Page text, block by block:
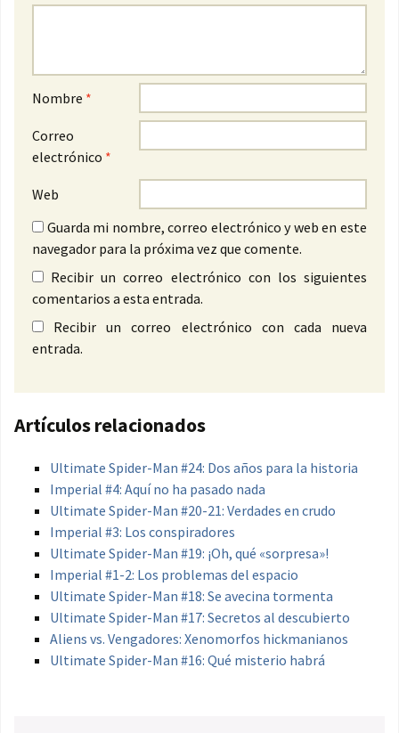
Nombre *
Correo
electrónico *
Web
Guarda mi nombre, correo electrónico y web en este
navegador para la próxima vez que comente.
Recibir un correo electrónico con los siguientes
comentarios a esta entrada.
Recibir un correo electrónico con cada nueva
entrada.
Artículos relacionados
Ultimate Spider-Man #24: Dos años para la historia
Imperial #4: Aquí no ha pasado nada
Ultimate Spider-Man #20-21: Verdades en crudo
Imperial #3: Los conspiradores
Ultimate Spider-Man #19: ¡Oh, qué «sorpresa»!
Imperial #1-2: Los problemas del espacio
Ultimate Spider-Man #18: Se avecina tormenta
Ultimate Spider-Man #17: Secretos al descubierto
Aliens vs. Vengadores: Xenomorfos hickmanianos
Ultimate Spider-Man #16: Qué misterio habrá